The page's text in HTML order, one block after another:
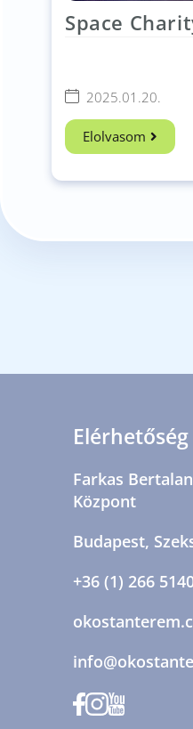
Space
2025.01.20.
Elolvasom
Elérhetőség
Farkas
Központ
Budapest,
+36 (1) 266